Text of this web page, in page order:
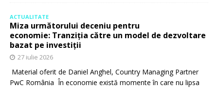
ACTUALITATE
Miza următorului deceniu pentru
economie: Tranziția către un model de dezvoltare
bazat pe investiții
27 iulie 2026
Material oferit de Daniel Anghel, Country Managing Partner
PwC România În economie există momente în care nu lipsa